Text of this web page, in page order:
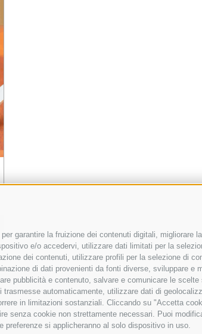
garantire la fruizione dei contenuti digitali, migliorare
e/o accedervi, utilizzare dati limitati per la
dei contenuti, utilizzare profili per la selezione di
di dati provenienti da fonti diverse, sviluppare e
pubblicità e contenuto, salvare e comunicare le
automaticamente, utilizzare dati di
in limitazioni sostanziali. Cliccando su "Accetta
cookie non strettamente necessari. Puoi
si applicheranno al solo dispositivo in uso.
area comunicazione e direzione artistica
Operativa: Via Marconi, 50 - 27030 Rosasco (PV)
-Cookie Policy-Preferenze Cookie